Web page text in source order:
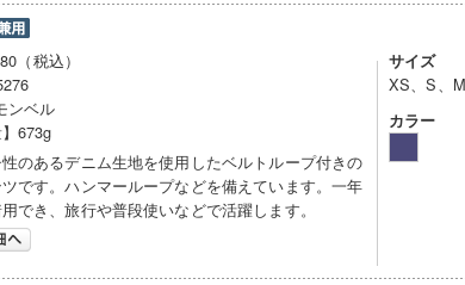
（税込）
ンベル
】673g
のあるデニム生地を使用したベルトループ付きの
です。ハンマーループなどを備えています。一年
でき、旅行や普段使いなどで活躍します。
サイズ
XS、S、
カラー